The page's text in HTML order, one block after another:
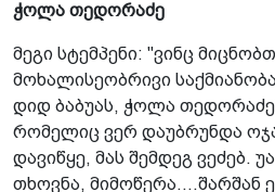
ჭოლა თედორაძე
მეგი სტემპენი: "ვინც
მოხალისეობრივი
დიდ ბაბუას, ჭოლა
რომელიც ვერ დაუბრუნდა
დავიწყე, მას შემდეგ ვეძებ.
თხოვნა, მიმოწერა....შარშან